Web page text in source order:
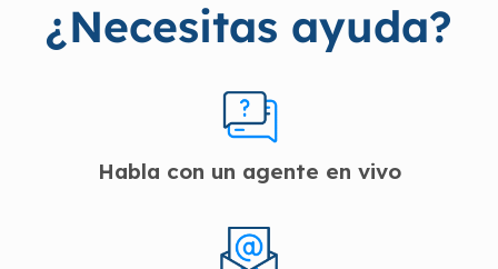
¿Necesitas ayuda?
Habla con un agente en vivo